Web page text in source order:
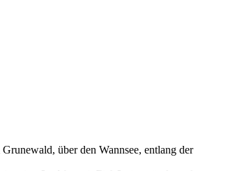
über den Wannsee, entlang der